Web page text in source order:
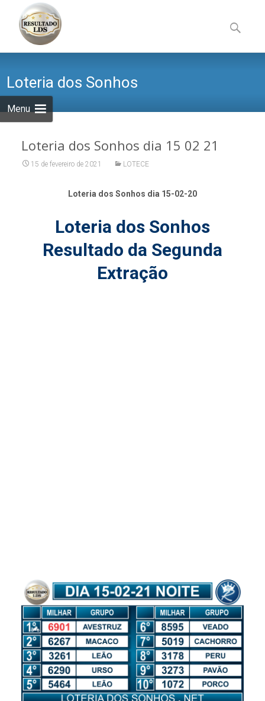
Menu
to
content
por:
Loteria dos Sonhos
Loteria dos Sonhos dia 15 02 21
15 de fevereiro de 2021 LOTECE
Loteria dos Sonhos dia 15-02-20
Loteria dos Sonhos
Resultado da Segunda
Extração